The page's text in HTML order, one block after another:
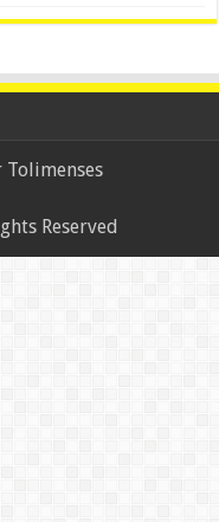
Tolimenses
Reserved